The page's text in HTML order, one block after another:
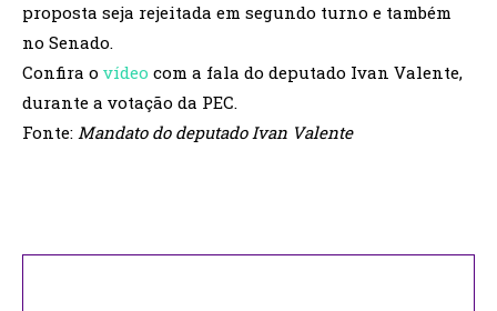
proposta seja rejeitada em segundo turno e também
no Senado.
Confira o vídeo com a fala do deputado Ivan Valente,
durante a votação da PEC.
Fonte: Mandato do deputado Ivan Valente